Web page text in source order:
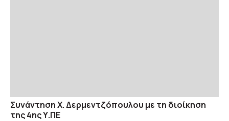
Συνάντηση Χ. Δερμεντζόπουλου με τη διοίκηση
της 4ης Υ.ΠΕ